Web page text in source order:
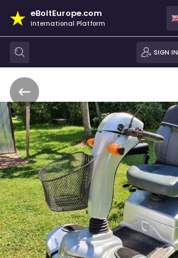
eBoltEurope.com
International Platform
SIGN IN